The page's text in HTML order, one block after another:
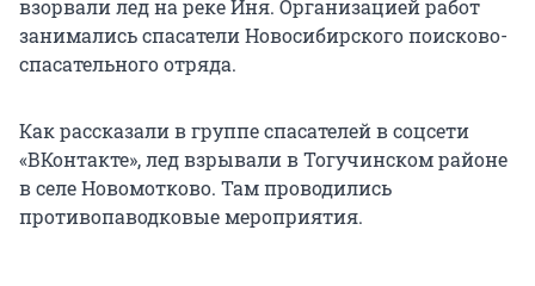
взорвали лед на реке Иня. Организацией работ
занимались спасатели Новосибирского поисково-
спасательного отряда.
Как рассказали в группе спасателей в соцсети
«ВКонтакте», лед взрывали в Тогучинском районе
в селе Новомотково. Там проводились
противопаводковые мероприятия.